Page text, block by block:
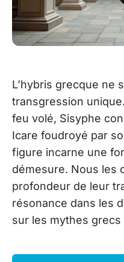
L’hybris grecque ne
transgression
feu volé, Sisyphe
Icare foudroyé par
figure incarne une
démesure. Nous les
profondeur de leur
résonance dans les
sur les mythes